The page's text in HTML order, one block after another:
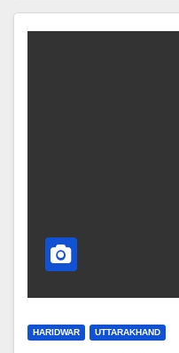
HARIDWAR UTTARAKHAND